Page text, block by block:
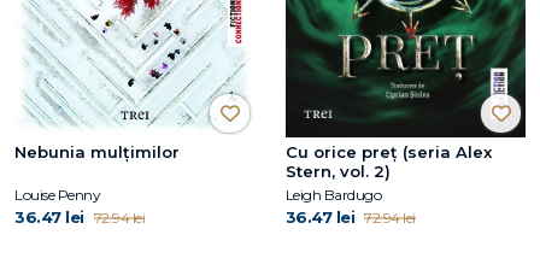
Nebunia mulțimilor
Louise Penny
36.47 lei 72.94 lei
Cu orice preț (seria Alex
Stern, vol. 2)
Leigh Bardugo
36.47 lei 72.94 lei